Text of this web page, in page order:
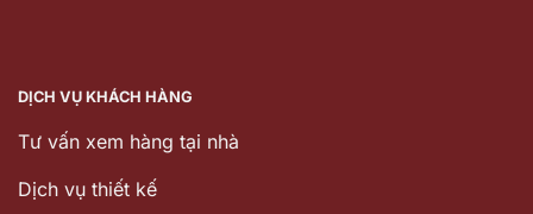
DỊCH VỤ KHÁCH HÀNG
Tư vấn xem hàng tại nhà
Dịch vụ thiết kế